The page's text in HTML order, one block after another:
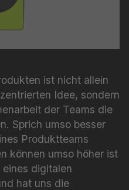
ist nicht allein
Idee, sondern
der Teams die
Sprich umso besser
Produktteams
können umso höher ist
digitalen
hat uns die